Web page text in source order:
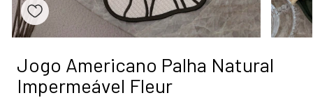
Jogo Americano Palha Natural
Impermeável Fleur